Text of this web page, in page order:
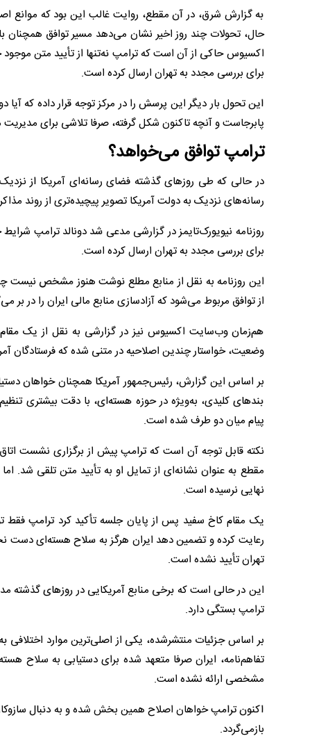
به گزارش شرق، در آن مقطع، روایت غالب این بود که موانع
حال، تحولات چند روز اخیر نشان می‌دهد مسیر توافق
اکسیوس حاکی از آن است که ترامپ نه‌تنها از تأیید متن
برای بررسی مجدد به تهران ارسال کرده است.
این تحول بار دیگر این پرسش را در مرکز توجه قرار داده که آیا
پابرجاست و آنچه تاکنون شکل گرفته، صرفا تلاشی برای
ترامپ توافق می‌خواهد؟
در حالی که طی روزهای گذشته فضای رسانه‌ای آمریکا از
رسانه‌های نزدیک به دولت آمریکا تصویر پیچیده‌تری از روند
روزنامه نیویورک‌تایمز در گزارشی مدعی شد دونالد ترامپ
برای بررسی مجدد به تهران ارسال کرده است.
این روزنامه به نقل از منابع مطلع نوشت هنوز مشخص نیست
از توافق مربوط می‌شود که آزادسازی منابع مالی ایران را در بر
هم‌زمان وب‌سایت اکسیوس نیز در گزارشی به نقل از یک
وضعیت، خواستار چندین اصلاحیه در متنی شده که فرستادگان
بر اساس این گزارش، رئیس‌جمهور آمریکا همچنان خواهان
بندهای کلیدی، به‌ویژه در حوزه هسته‌ای، با دقت بیشتری
پیام میان دو طرف شده است.
نکته قابل توجه آن است که ترامپ پیش از برگزاری نشست
مقطع به عنوان نشانه‌ای از تمایل او به تأیید متن تلقی شد.
نهایی نرسیده است.
یک مقام کاخ سفید پس از پایان جلسه تأکید کرد ترامپ فقط
رعایت کرده و تضمین دهد ایران هرگز به سلاح هسته‌ای دست
تهران تأیید نشده است.
این در حالی است که برخی منابع آمریکایی در روزهای گذشته
ترامپ بستگی دارد.
بر اساس جزئیات منتشرشده، یکی از اصلی‌ترین موارد اختلافی
تفاهم‌نامه، ایران صرفا متعهد شده برای دستیابی به سلاح
مشخصی ارائه نشده است.
اکنون ترامپ خواهان اصلاح همین بخش شده و به دنبال
بازمی‌گردد.